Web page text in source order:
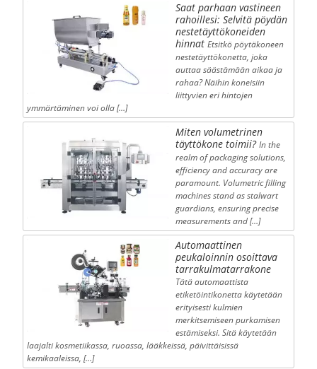
Saat parhaan vastineen
rahoillesi: Selvitä pöydän
nestetäyttökoneiden
hinnat Etsitkö pöytäkoneen
nestetäyttökonetta, joka
auttaa säästämään aikaa ja
rahaa? Näihin koneisiin
liittyvien eri hintojen
ymmärtäminen voi olla […]
Miten volumetrinen
täyttökone toimii? In the
realm of packaging solutions,
efficiency and accuracy are
paramount. Volumetric filling
machines stand as stalwart
guardians, ensuring precise
measurements and […]
Automaattinen
peukaloinnin osoittava
tarrakulmatarrakone
Tätä automaattista
etiketöintikonetta käytetään
erityisesti kulmien
merkitsemiseen purkamisen
estämiseksi. Sitä käytetään
laajalti kosmetiikassa, ruoassa, lääkkeissä, päivittäisissä
kemikaaleissa, […]